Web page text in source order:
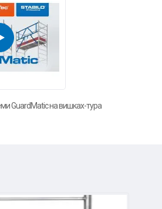
GuardMatic на вишках-тура